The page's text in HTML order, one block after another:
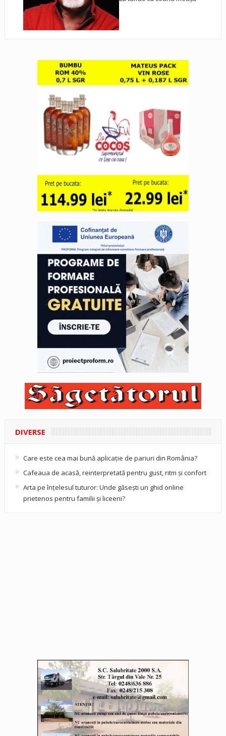
DIVERSE
Care este cea mai bună aplicație de pariuri din România?
Cafeaua de acasă, reinterpretată pentru gust, ritm și confort
Arta pe înțelesul tuturor: Unde găsești un ghid online
prietenos pentru familii și liceeni?